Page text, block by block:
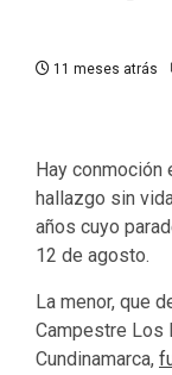
11 meses atrás
Hay conmoción
hallazgo sin
años cuyo
12 de agosto.
La menor, que
Campestre Los
Cundinamarca,